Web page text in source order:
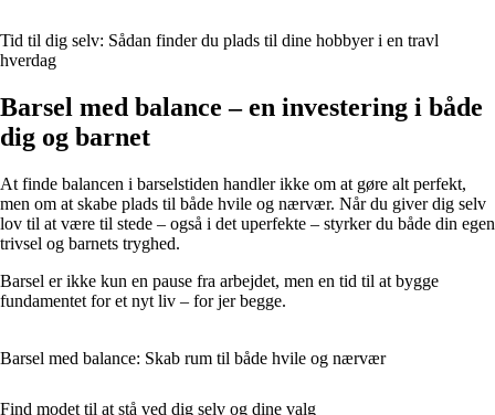
Tid til dig selv: Sådan finder du plads til dine hobbyer i en travl
hverdag
Barsel med balance – en investering i både
dig og barnet
At finde balancen i barselstiden handler ikke om at gøre alt perfekt,
men om at skabe plads til både hvile og nærvær. Når du giver dig selv
lov til at være til stede – også i det uperfekte – styrker du både din egen
trivsel og barnets tryghed.
Barsel er ikke kun en pause fra arbejdet, men en tid til at bygge
fundamentet for et nyt liv – for jer begge.
Barsel med balance: Skab rum til både hvile og nærvær
Find modet til at stå ved dig selv og dine valg